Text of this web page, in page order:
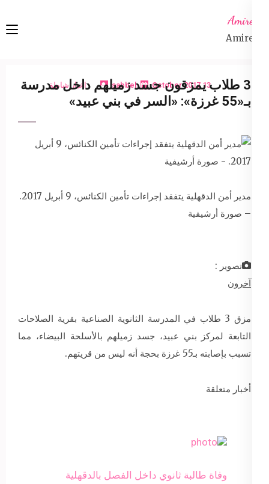
content
Enter)
Amireta
Amireta
13 October 2017
sabbeh اخبار شاملة
3 طلاب يمزقون جسد زميلهم داخل مدرسة
بـ«55 غرزة»: «السر في بني عبيد»
مدير أمن الدقهلية يتفقد إجراءات تأمين الكنائس، 9 أبريل 2017.
– صورة أرشيفية
تصوير :
آخرون
مزق 3 طلاب في المدرسة الثانوية الصناعية بقرية الصلاحات
التابعة لمركز بني عبيد، جسد زميلهم بالأسلحة البيضاء، مما
تسبب بإصابته بـ55 غرزة بحجة أنه ليس من قريتهم.
أخبار متعلقة
وفاة طالبة ثانوي داخل الفصل بالدقهلية